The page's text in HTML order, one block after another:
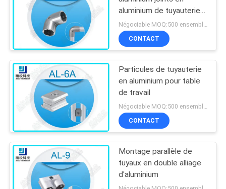
aluminium de tuyauterie
de coude de 90 degrés
pour le tuyau d'OD 28mm
Négociable MOQ:500 ensembles
CONTACT
Particules de tuyauterie
en aluminium pour table
de travail
CONTACT
Montage parallèle de
tuyaux en double alliage
d'aluminium